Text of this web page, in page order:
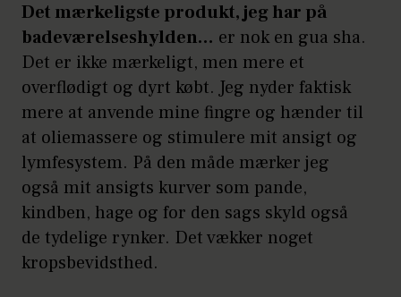
Det mærkeligste produkt, jeg har på
badeværelseshylden… er nok en gua sha.
Det er ikke mærkeligt, men mere et
overflødigt og dyrt købt. Jeg nyder faktisk
mere at anvende mine fingre og hænder til
at oliemassere og stimulere mit ansigt og
lymfesystem. På den måde mærker jeg
også mit ansigts kurver som pande,
kindben, hage og for den sags skyld også
de tydelige rynker. Det vækker noget
kropsbevidsthed.